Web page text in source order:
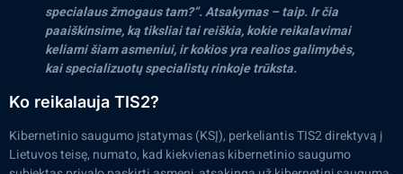
specialaus žmogaus tam?”. Atsakymas – taip. Ir čia
paaiškinsime, ką tiksliai tai reiškia, kokie reikalavimai
keliami šiam asmeniui, ir kokios yra realios galimybės,
kai specializuotų specialistų rinkoje trūksta.
Ko reikalauja TIS2?
Kibernetinio saugumo įstatymas (KSĮ), perkeliantis TIS2 direktyvą į
Lietuvos teisę, numato, kad kiekvienas kibernetinio saugumo